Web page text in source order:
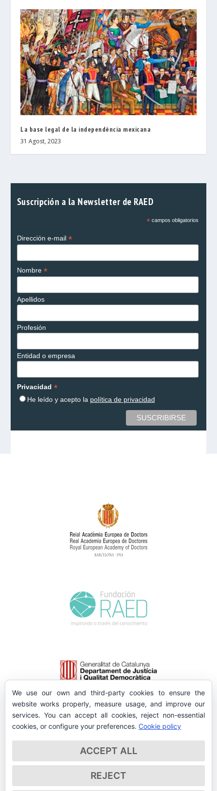
La base legal de la independència mexicana
31 Agost, 2023
Suscripción a la Newsletter de RAED
*campos obligatorios
Dirección e-mail *
Nombre *
Apellidos
Profesión
Entidad o empresa
Privacidad *
He leído y acepto la política de privacidad
We use our own and third-party cookies to ensure the
website works properly, measure usage, and improve our
services. You can accept all cookies, reject non-essential
cookies, or configure your preferences. Cookie policy
ACCEPT ALL
REJECT